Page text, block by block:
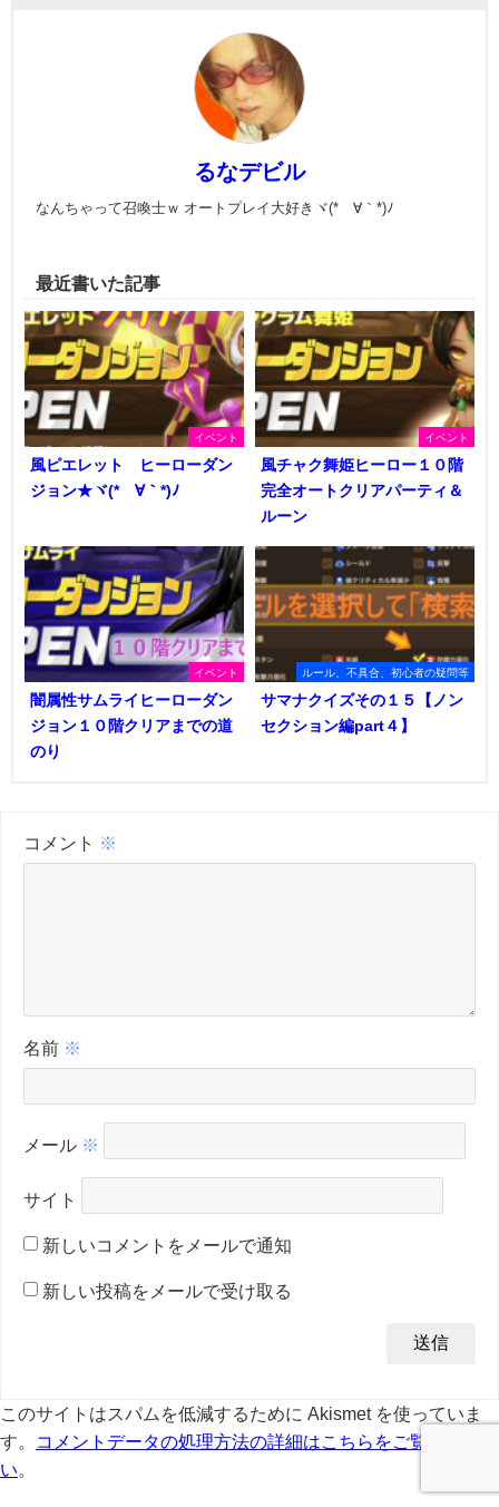
るなデビル
なんちゃって召喚士ｗ オートプレイ大好きヾ(*´∀｀*)ﾉ
最近書いた記事
イベント
風ピエレット ヒーローダン
ジョン★ヾ(*´∀｀*)ﾉ
イベント
風チャク舞姫ヒーロー１０階
完全オートクリアパーティ＆
ルーン
イベント
闇属性サムライヒーローダン
ジョン１０階クリアまでの道
のり
ルール、不具合、初心者の疑問等
サマナクイズその１５【ノン
セクション編part４】
コメント ※
名前 ※
メール ※
サイト
新しいコメントをメールで通知
新しい投稿をメールで受け取る
このサイトはスパムを低減するために Akismet を使っていま
す。
コメントデータの処理方法の詳細はこちらをご覧くださ
い